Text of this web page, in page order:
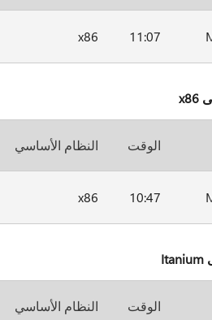
11:07
x86
الوقت النظام الأساسي
10:47
x86
الوقت النظام الأساسي